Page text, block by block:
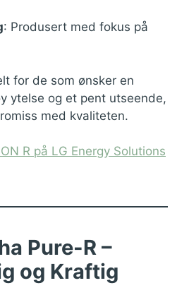
: Produsert med fokus på
for de som ønsker en
ytelse og et pent utseende,
med kvaliteten.
R på LG Energy Solutions
Pure-R –
og Kraftig